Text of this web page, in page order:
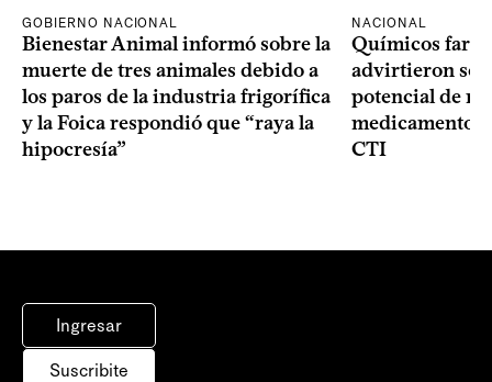
GOBIERNO NACIONAL
Bienestar Animal informó sobre la
muerte de tres animales debido a
los paros de la industria frigorífica
y la Foica respondió que “raya la
hipocresía”
NACIONAL
Químicos
advirtieron
potencial de
medicamentos
CTI
Ingresar
Suscribite